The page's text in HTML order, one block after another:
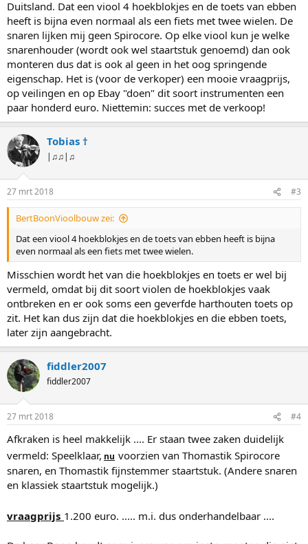
Duitsland. Dat een viool 4 hoekblokjes en de toets van ebben
heeft is bijna even normaal als een fiets met twee wielen. De
snaren lijken mij geen Spirocore. Op elke viool kun je welke
snarenhouder (wordt ook wel staartstuk genoemd) dan ook
monteren dus dat is ook al geen in het oog springende
eigenschap. Het is (voor de verkoper) een mooie vraagprijs,
op veilingen en op Ebay "doen" dit soort instrumenten een
paar honderd euro. Niettemin: succes met de verkoop!
Tobias †
|♫♫|♫
27 mrt 2018 #3
BertBoonVioolbouw zei:
Dat een viool 4 hoekblokjes en de toets van ebben heeft is bijna
even normaal als een fiets met twee wielen.
Misschien wordt het van die hoekblokjes en toets er wel bij
vermeld, omdat bij dit soort violen de hoekblokjes vaak
ontbreken en er ook soms een geverfde harthouten toets op
zit. Het kan dus zijn dat die hoekblokjes en die ebben toets,
later zijn aangebracht.
fiddler2007
fiddler2007
27 mrt 2018 #4
Afkraken is heel makkelijk .... Er staan twee zaken duidelijk
vermeld: Speelklaar, nu voorzien van Thomastik Spirocore
snaren, en Thomastik fijnstemmer staartstuk. (Andere snaren
en klassiek staartstuk mogelijk.)
vraagprijs 1.200 euro. ..... m.i. dus onderhandelbaar ....